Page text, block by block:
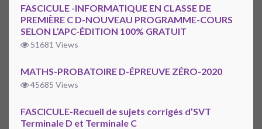
FASCICULE -INFORMATIQUE EN CLASSE DE
PREMIÈRE C D-NOUVEAU PROGRAMME-COURS
SELON L’APC-ÉDITION 100% GRATUIT
51681 Views
MATHS-PROBATOIRE D-ÉPREUVE ZÉRO-2020
45685 Views
FASCICULE-Recueil de sujets corrigés d’SVT
Terminale D et Terminale C